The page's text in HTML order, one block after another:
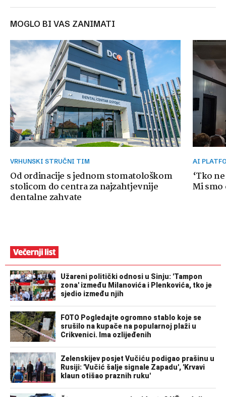
MOGLO BI VAS ZANIMATI
VRHUNSKI STRUČNI TIM
Od ordinacije s jednom stomatološkom
stolicom do centra za najzahtjevnije
dentalne zahvate
AI
‘Tko
Mi